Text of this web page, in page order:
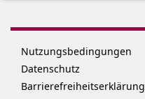
Nutzungsbedingungen
Datenschutz
Barrierefreiheitserklärung